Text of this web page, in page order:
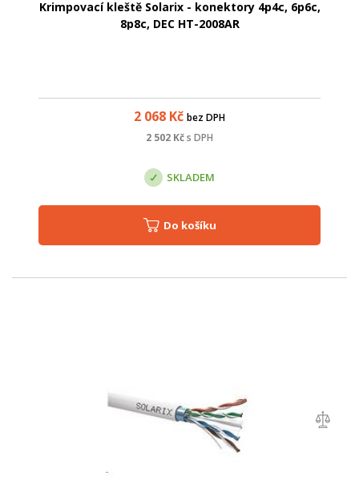
Krimpovací kleště Solarix - konektory 4p4c, 6p6c,
8p8c, DEC HT-2008AR
2 068 Kč bez DPH
2 502 Kčs DPH
SKLADEM
Do košíku